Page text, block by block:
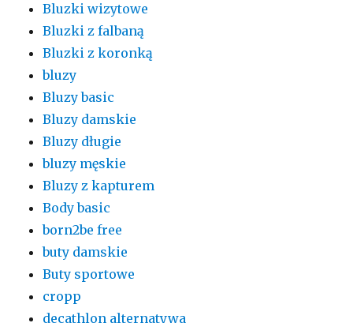
Bluzki wizytowe
Bluzki z falbaną
Bluzki z koronką
bluzy
Bluzy basic
Bluzy damskie
Bluzy długie
bluzy męskie
Bluzy z kapturem
Body basic
born2be free
buty damskie
Buty sportowe
cropp
decathlon alternatywa